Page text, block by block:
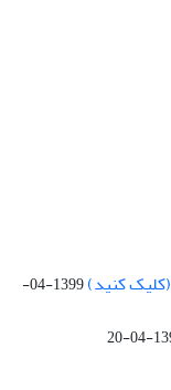
کنید)
1399-04-